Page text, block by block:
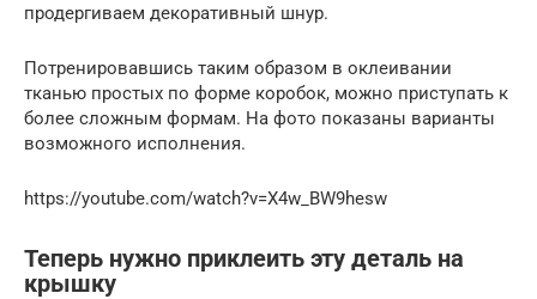
продергиваем декоративный шнур.
Потренировавшись таким образом в оклеивании
тканью простых по форме коробок, можно приступать к
более сложным формам. На фото показаны варианты
возможного исполнения.
https://youtube.com/watch?v=X4w_BW9hesw
Теперь нужно приклеить эту деталь на
крышку